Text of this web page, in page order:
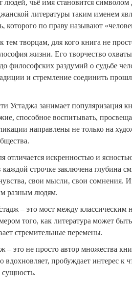
людей, чьё имя становится символом
литературы таким именем
которого по праву называют
тем творцам, для кого книга не
жизни. Его творчество
философских раздумий о судьбе
и стремление соединить
Устаджа занимает популяризация
способное воспитывать,
направлены не только на
отличается искренностью и
строчке заключена глубина
свои мысли, свои сомнения.
разным людям.
– это мост между
того, как литература может
стремительные перемены.
– это не просто автор множества
вдохновляет, пробуждает интерес к